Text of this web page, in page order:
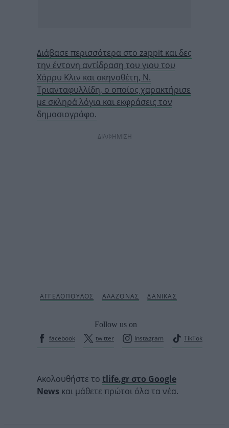
Διάβασε περισσότερα στο zappit και δες
την έντονη αντίδραση του γιου του
Χάρρυ Κλιν και σκηνοθέτη, Ν.
Τριανταφυλλίδη, ο οποίος χαρακτήρισε
με σκληρά λόγια και εκφράσεις τον
δημοσιογράφο.
ΔΙΑΦΗΜΙΣΗ
Follow us on
facebook
twitter Instagram TikTok
Ακολουθήστε το tlife.gr στο Google
News και μάθετε πρώτοι όλα τα νέα.